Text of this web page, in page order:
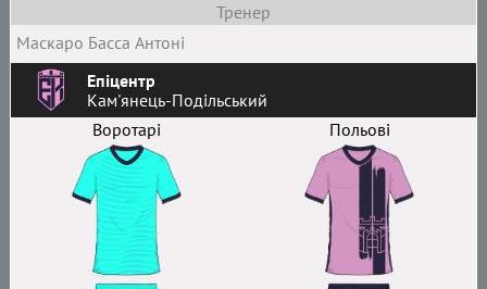
Тренер
Маскаро Басса Антоні
Епіцентр
Кам'янець-Подільський
Воротарі
Польові